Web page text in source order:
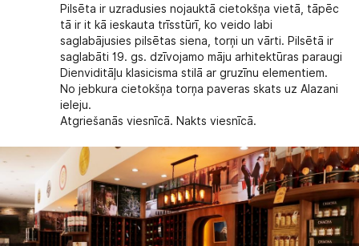
Pilsēta ir uzradusies nojauktā cietokšņa vietā, tāpēc
tā ir it kā ieskauta trīsstūrī, ko veido labi
saglabājusies pilsētas siena, torņi un vārti. Pilsētā ir
saglabāti 19. gs. dzīvojamo māju arhitektūras paraugi
Dienviditāļu klasicisma stilā ar gruzīnu elementiem.
No jebkura cietokšņa torņa paveras skats uz Alazani
ieleju.
Atgriešanās viesnīcā. Nakts viesnīcā.